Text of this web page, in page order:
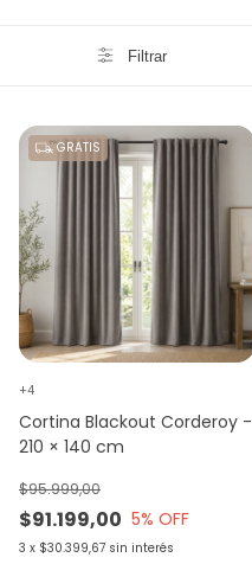
Filtrar
GRATIS
Cortina Blackout Corderoy -
210 × 140 cm
$91.199,00
$95.999,00
5% OFF
3 x $30.399,67 sin interés
+4